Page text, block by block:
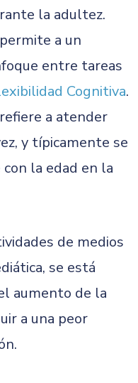
la adultez.
permite a un
entre tareas
Cognitiva.
a atender
y típicamente se
la edad en la
de medios
se está
aumento de la
a una peor